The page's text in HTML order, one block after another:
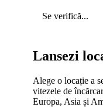
Se verifică...
Lansezi
Alege o locație a
vitezele de
Europa, Asia și